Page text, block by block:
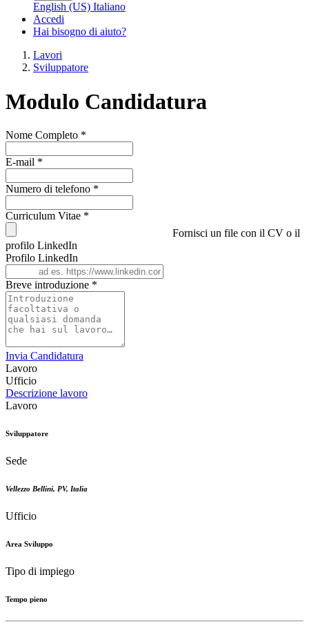
English (US) Italiano
Accedi
Hai bisogno di aiuto?
Lavori
Sviluppatore
Modulo Candidatura
Nome Completo *
E-mail *
Numero di telefono *
Curriculum Vitae *
Fornisci un file con il CV o il
profilo LinkedIn
Profilo LinkedIn
Breve introduzione *
Invia Candidatura
Lavoro
Ufficio
Descrizione lavoro
Lavoro
Sviluppatore
Sede
Vellezzo Bellini, PV, Italia
Ufficio
Area Sviluppo
Tipo di impiego
Tempo pieno